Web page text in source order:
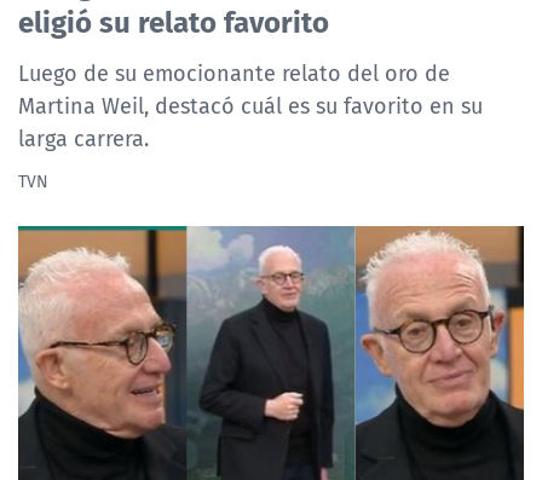
NTV
ACTUALIDAD Y TENDENCIAS
CORPORATIVO Y TRANSPARENCIA
CANAL DE DENUNCIAS
ÁREA DE PROYECTOS
eligió su relato favorito
Luego de su emocionante relato del oro de
Martina Weil, destacó cuál es su favorito en su
larga carrera.
TVN